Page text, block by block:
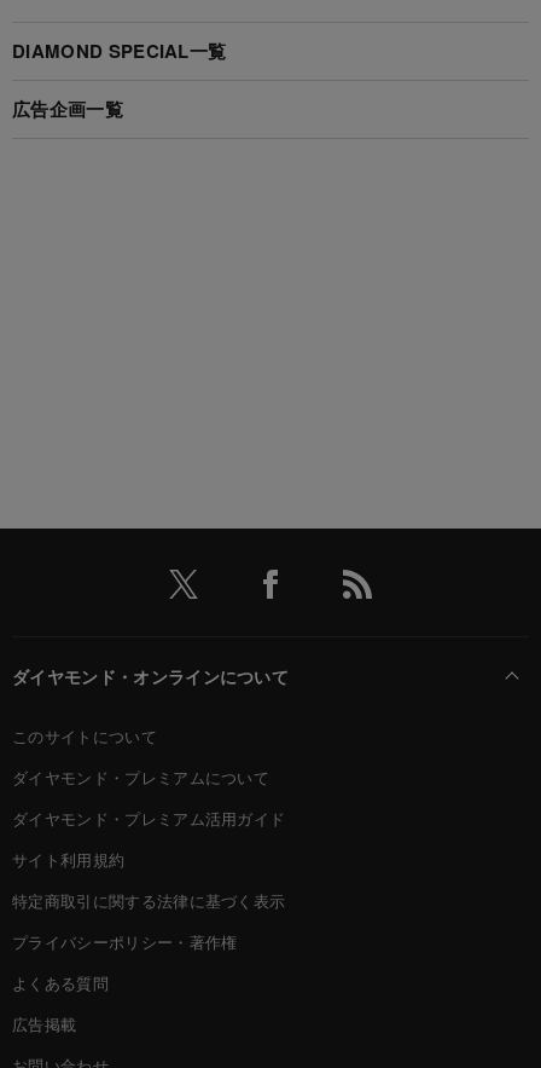
DIAMOND SPECIAL一覧
広告企画一覧
ダイヤモンド・オンラインについて
このサイトについて
ダイヤモンド・プレミアムについて
ダイヤモンド・プレミアム活用ガイド
サイト利用規約
特定商取引に関する法律に基づく表示
プライバシーポリシー・著作権
よくある質問
広告掲載